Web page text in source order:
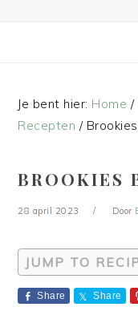
Je bent hier: Home /
Recepten /
BROOKIES
28 april 2023 Door
JUMP TO
Share Share